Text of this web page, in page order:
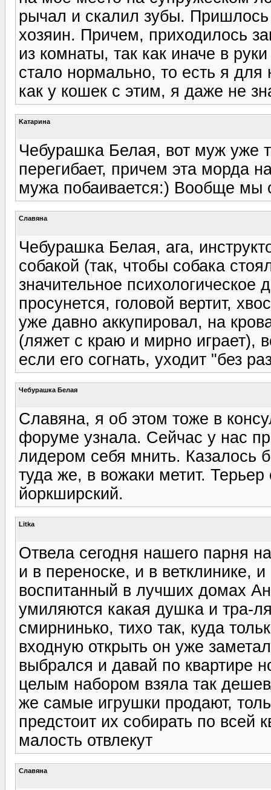
рычал и скалил зубы. Пришлось
хозяин. Причем, приходилось
из комнаты, так как иначе в
стало нормально, то есть я для
как у кошек с этим, я даже не
Kатарина
Чебурашка Белая, вот муж уже
перегибает, причем эта морда
мужа побаивается:) Вообще мы
Славяна
Чебурашка Белая, ага,
собакой (так, чтобы собака
значительное
просунется, головой вертит,
уже давно аккупировал, на
(ляжет с краю и мирно играет),
если его согнать, уходит "без
Чебурашка Белая
Славяна, я об этом тоже в
форуме узнала. Сейчас у нас
лидером себя мнить. Казалось
туда же, в вожаки метит.
йоркширский.
Litka
Отвела сегодня нашего парня
и в переноске, и в ветклинике,
воспитанный в лучших домах
умиляются какая душка и тра-
смирнинько, тихо так, куда
входную открыть он уже
выбрался и давай по квартире
целым набором взяла так
же самые игрушки продают,
предстоит их собирать по всей
малость отвлекут
Славяна